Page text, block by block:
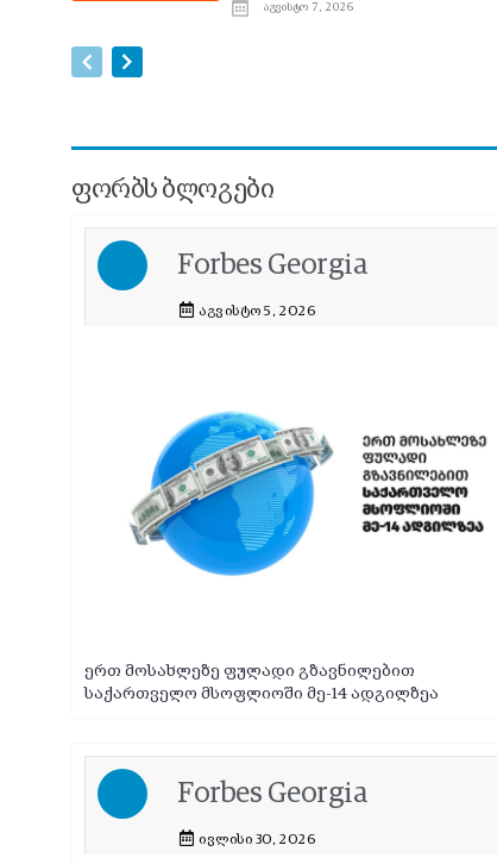
აგვისტო 7, 2026
ᲤᲝᲠᲑᲡ ᲑᲚᲝᲒᲔᲑᲘ
Forbes Georgia
აგვისტო 5, 2026
ერთ მოსახლეზე ფულადი გზავნილებით
საქართველო მსოფლიოში მე-14 ადგილზეა
Forbes Georgia
ივლისი 30, 2026